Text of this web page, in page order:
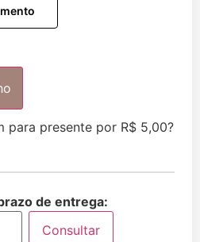
para presente por R$ 5,00?
de entrega:
Consultar